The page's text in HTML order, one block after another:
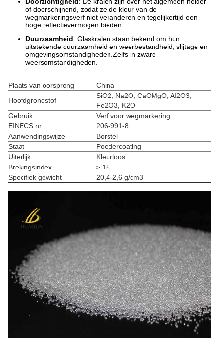
of doorschijnend, zodat ze de kleur van de
wegmarkeringsverf niet veranderen en tegelijkertijd een
hoge reflectievermogen bieden.
Duurzaamheid: Glaskralen staan bekend om hun
uitstekende duurzaamheid en weerbestandheid, slijtage en
omgevingsomstandigheden.Zelfs in zware
weersomstandigheden.
Plaats van oorsprong
China
Hoofdgrondstof
SiO2, Na2O, CaOMgO, AI2O3,
Fe2O3, K2O
Gebruik
Verf voor wegmarkering
EINECS nr.
206-991-8
Aanwendingswijze
Borstel
Staat
Poedercoating
Uiterlijk
Kleurloos
Brekingsindex
≥ 15
Specifiek gewicht
20,4-2,6 g/cm3